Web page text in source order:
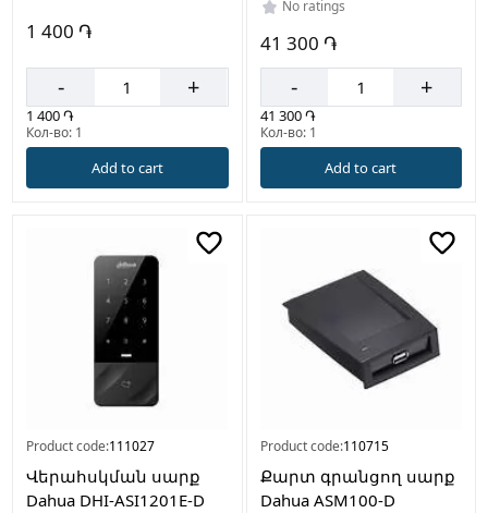
1 400 ֏
- +
1 400 ֏
Кол-во: 1
Add to cart
No ratings
41 300 ֏
- +
41 300 ֏
Кол-во: 1
Add to cart
Product code:111027
Վերահսկման սարք
Dahua DHI-ASI1201E-D
Product code:110715
Քարտ գրանցող սարք
Dahua ASM100-D